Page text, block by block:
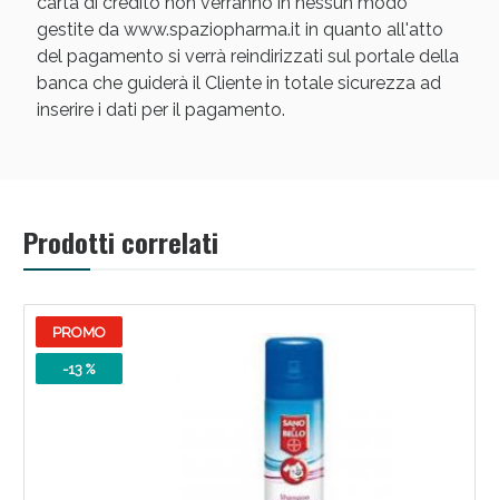
gestite da www.spaziopharma.it in quanto all'atto
del pagamento si verrà reindirizzati sul portale della
banca che guiderà il Cliente in totale sicurezza ad
inserire i dati per il pagamento.
Prodotti correlati
PROMO
-13 %